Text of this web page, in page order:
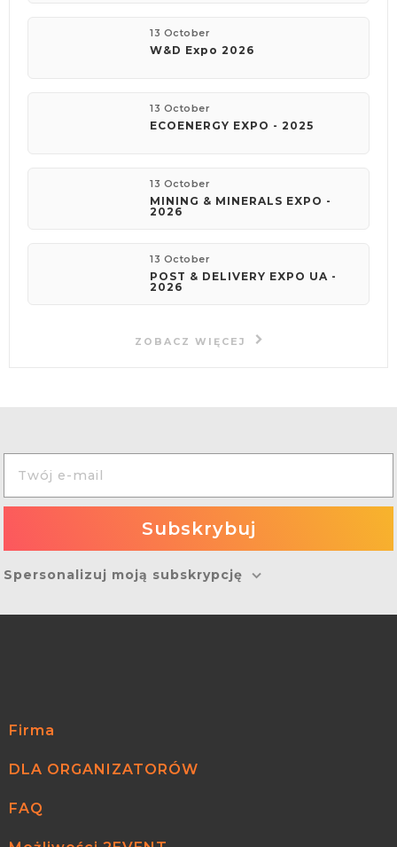
13 October
W&D Expo 2026
13 October
ECOENERGY EXPO - 2025
13 October
MINING & MINERALS EXPO -
2026
13 October
POST & DELIVERY EXPO UA -
2026
ZOBACZ WIĘCEJ
Spersonalizuj moją subskrypcję
Firma
DLA ORGANIZATORÓW
FAQ